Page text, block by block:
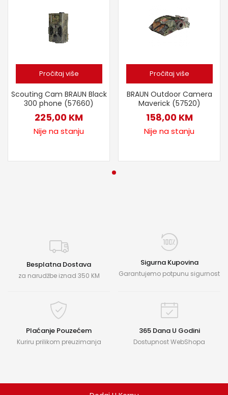
Pročitaj više
Scouting Cam BRAUN Black
300 phone (57660)
225,00 KM
Nije na stanju
Pročitaj više
BRAUN Outdoor Camera
Maverick (57520)
158,00 KM
Nije na stanju
Besplatna Dostava
za narudžbe iznad 350 KM
Sigurna Kupovina
Garantujemo potpunu sigurnost
Plaćanje Pouzećem
Kuriru prilikom preuzimanja
365 Dana U Godini
Dostupnost WebShopa